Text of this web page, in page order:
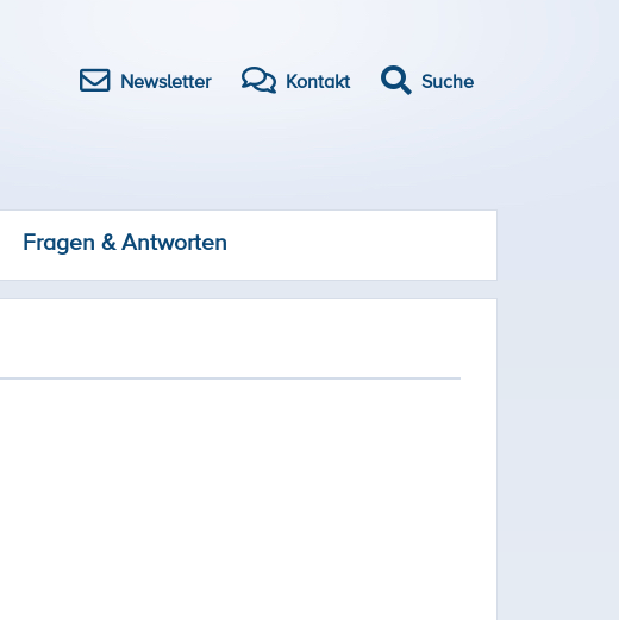
Newsletter Kontakt Suche
Fragen & Antworten